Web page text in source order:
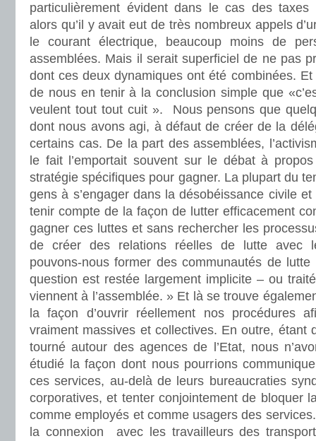
particulièrement évident dans le cas des taxes
alors qu’il y avait eut de très nombreux appels
le courant électrique, beaucoup moins de
assemblées. Mais il serait superficiel de ne pas
dont ces deux dynamiques ont été combinées.
de nous en tenir à la conclusion simple que
veulent tout tout cuit ». Nous pensons que
dont nous avons agi, à défaut de créer de la
certains cas. De la part des assemblées,
le fait l’emportait souvent sur le débat à
stratégie spécifiques pour gagner. La plupart du
gens à s’engager dans la désobéissance civile
tenir compte de la façon de lutter efficacement
gagner ces luttes et sans rechercher les
de créer des relations réelles de lutte avec
pouvons-nous former des communautés de
question est restée largement implicite – ou
viennent à l’assemblée. » Et là se trouve
la façon d’ouvrir réellement nos procédures
vraiment massives et collectives. En outre, étant
tourné autour des agences de l’Etat, nous
étudié la façon dont nous pourrions
ces services, au-delà de leurs bureaucraties
corporatives, et tenter conjointement de bloquer
comme employés et comme usagers des
la connexion avec les travailleurs des